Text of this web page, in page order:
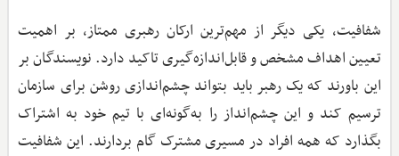
شفافیت، یکی دیگر از مهم‌ترین ارکان رهبری ممتاز، بر اهمیت
تعیین اهداف مشخص و قابل‌اندازه‌گیری تاکید دارد. نویسندگان بر
این باورند که یک رهبر باید بتواند چشم‌اندازی روشن برای سازمان
ترسیم کند و این چشم‌انداز را به‌گونه‌ای با تیم خود به اشتراک
بگذارد که همه افراد در مسیری مشترک گام بردارند. این شفافیت